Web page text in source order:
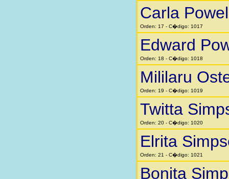
Carla
Orden: 17 - C�digo: 1017
Edward
Orden: 18 - C�digo: 1018
Mililaru
Orden: 19 - C�digo: 1019
Twitta
Orden: 20 - C�digo: 1020
Elrita
Orden: 21 - C�digo: 1021
Bonita